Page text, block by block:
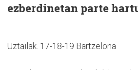
ezberdinetan parte
Uztailak. 17-18-19 Bartzelona